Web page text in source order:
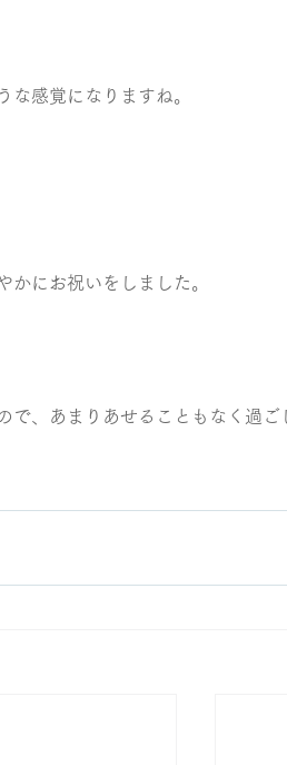
な感覚になりますね。
かにお祝いをしました。
、あまりあせることもなく過ご